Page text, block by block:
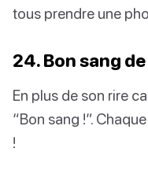
tous prendre une
24. Bon sang
En plus de son rire
“Bon sang !”.
!